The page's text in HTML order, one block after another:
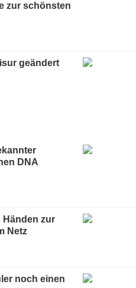
zur schönsten
geändert
DNA
Händen zur
Netz
noch einen